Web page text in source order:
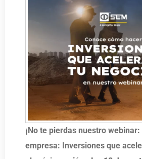
¡No te pierdas nuestro webinar:
empresa: Inversiones que